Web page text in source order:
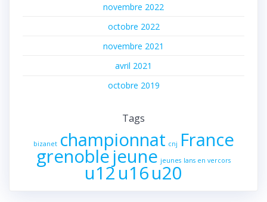
novembre 2022
octobre 2022
novembre 2021
avril 2021
octobre 2019
Tags
bizanet championnat cnj France
grenoble jeune jeunes lans en vercors
u12u16u20